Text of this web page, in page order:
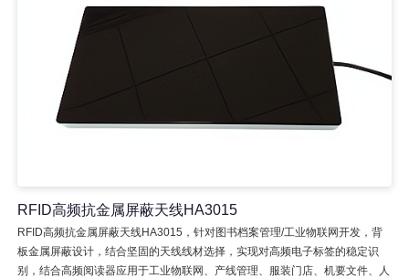
RFID高频抗金属屏蔽天线HA3015
RFID高频抗金属屏蔽天线HA3015，针对图书档案管理/工业物联网开发，背
板金属屏蔽设计，结合坚固的天线线材选择，实现对高频电子标签的稳定识
别，结合高频阅读器应用于工业物联网、产线管理、服装门店、机要文件、人